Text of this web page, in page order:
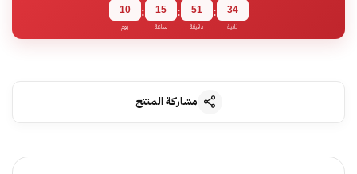
10
يوم
: 15
ساعة
: 51
دقيقة
: 33
ثانية
مشاركة المنتج